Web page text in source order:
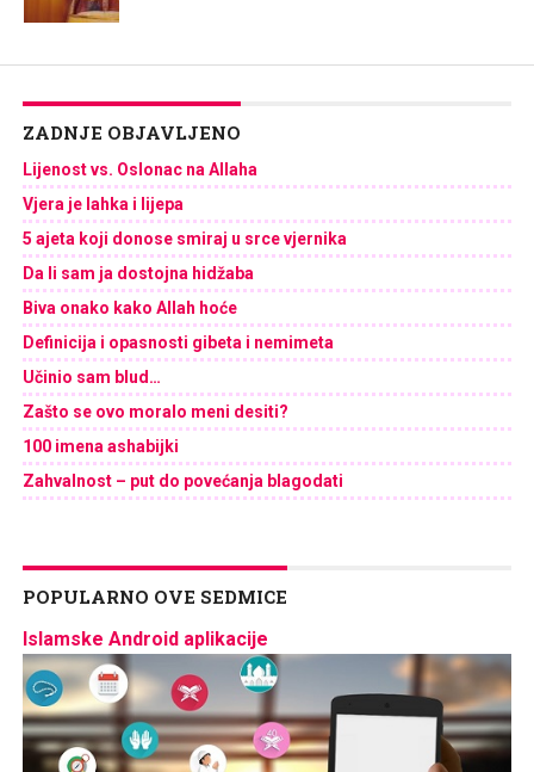
ZADNJE OBJAVLJENO
Lijenost vs. Oslonac na Allaha
Vjera je lahka i lijepa
5 ajeta koji donose smiraj u srce vjernika
Da li sam ja dostojna hidžaba
Biva onako kako Allah hoće
Definicija i opasnosti gibeta i nemimeta
Učinio sam blud…
Zašto se ovo moralo meni desiti?
100 imena ashabijki
Zahvalnost – put do povećanja blagodati
POPULARNO OVE SEDMICE
Islamske Android aplikacije